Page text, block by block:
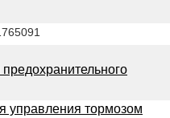
предохранительного
управления тормозом